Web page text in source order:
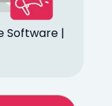
Software |